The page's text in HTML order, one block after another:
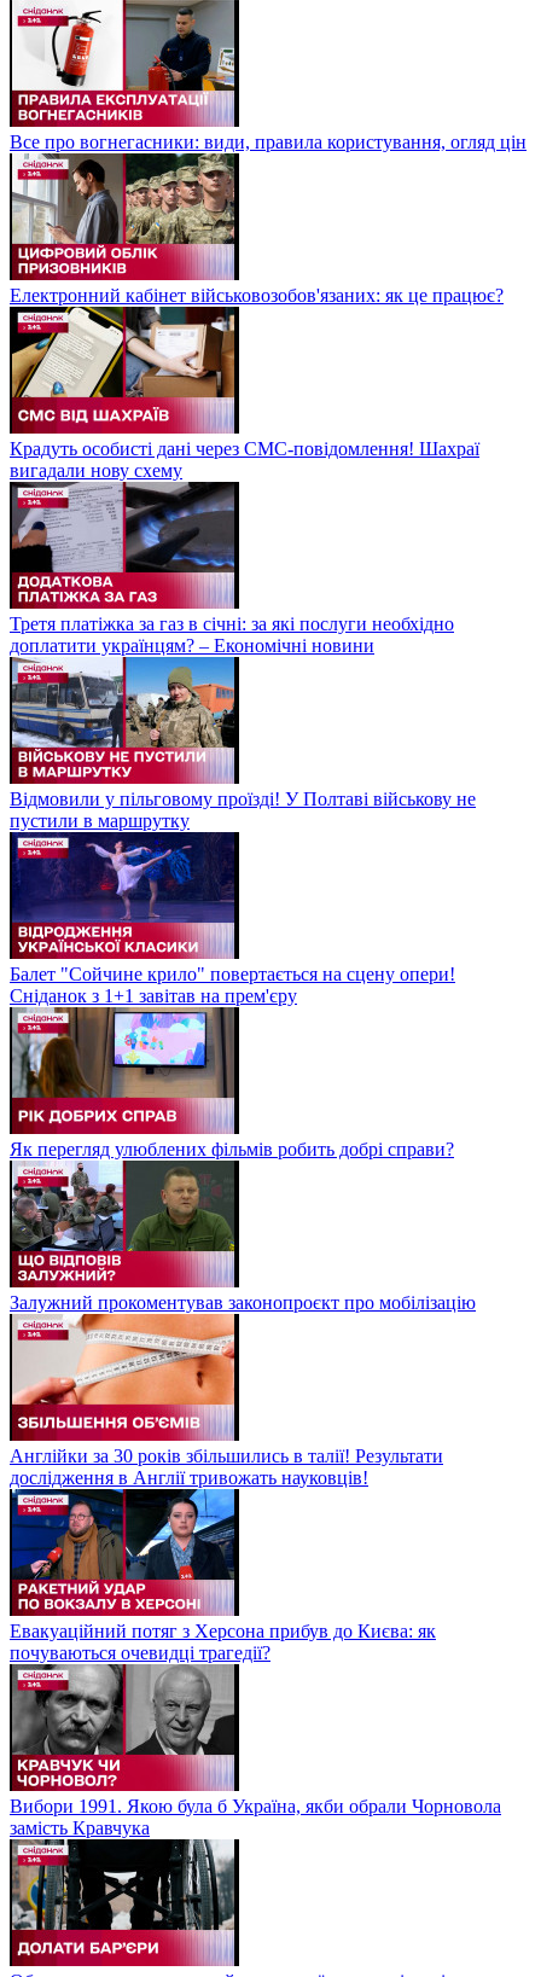
Все про вогнегасники: види, правила користування, огляд цін
Електронний кабінет військовозобов'язаних: як це працює?
Крадуть особисті дані через СМС-повідомлення! Шахраї
вигадали нову схему
Третя платіжка за газ в січні: за які послуги необхідно
доплатити українцям? – Економічні новини
Відмовили у пільговому проїзді! У Полтаві військову не
пустили в маршрутку
Балет "Сойчине крило" повертається на сцену опери!
Сніданок з 1+1 завітав на прем'єру
Як перегляд улюблених фільмів робить добрі справи?
Залужний прокоментував законопроєкт про мобілізацію
Англійки за 30 років збільшились в талії! Результати
дослідження в Англії тривожать науковців!
Евакуаційний потяг з Херсона прибув до Києва: як
почуваються очевидці трагедії?
Вибори 1991. Якою була б Україна, якби обрали Чорновола
замість Кравчука